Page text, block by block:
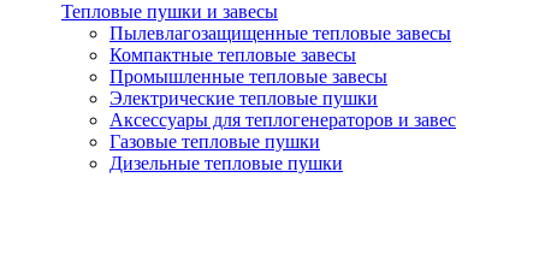
Тепловые пушки и завесы
Пылевлагозащищенные тепловые завесы
Компактные тепловые завесы
Промышленные тепловые завесы
Электрические тепловые пушки
Аксессуары для теплогенераторов и завес
Газовые тепловые пушки
Дизельные тепловые пушки